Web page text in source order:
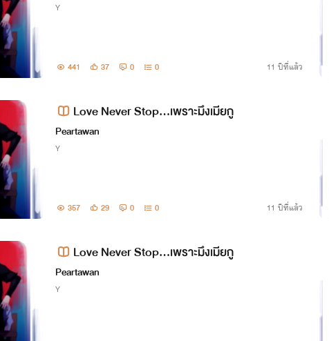
Y
441 37 0 0 11 ปีที่แล้ว
Love Never Stop...เพราะมึงเมียกู
Peartawan
Y
357 29 0 0 11 ปีที่แล้ว
Love Never Stop...เพราะมึงเมียกู
Peartawan
Y